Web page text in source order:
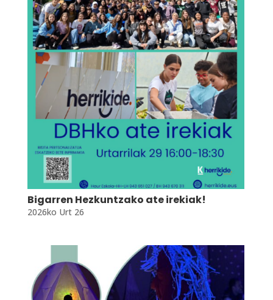
Bigarren Hezkuntzako ate irekiak!
2026ko Urt 26